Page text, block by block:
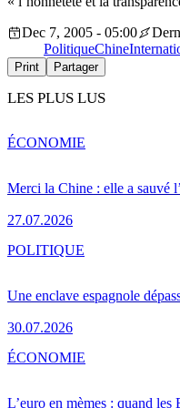
Dec 7, 2005 - 05:00
PolitiqueChine
Print Partager
LES PLUS LUS
Merci la Chine : elle a sauvé
27.07.2026
ÉCONOMIE
Une enclave espagnole
30.07.2026
POLITIQUE
L’euro en mèmes : quand
ÉCONOMIE